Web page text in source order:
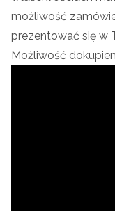
możliwość
prezentować się w
Możliwość